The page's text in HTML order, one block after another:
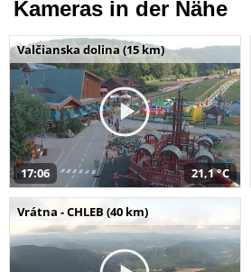
Kameras in der Nähe
Valčianska dolina (15 km)
17:06 21,1 °C
Vrátna - CHLEB (40 km)